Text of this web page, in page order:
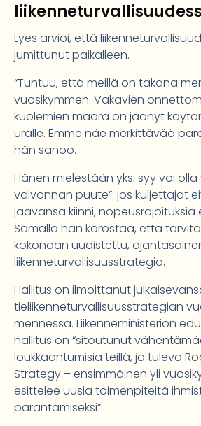
Lyes arvioi, että
jumittunut paikalleen.
“Tuntuu, että meillä on takana
vuosikymmen. Vakavien
kuolemien määrä on jäänyt
uralle. Emme näe merkittävää
hän sanoo.
Hänen mielestään yksi syy voi olla
valvonnan puute”: jos kuljettajat
jäävänsä kiinni,
Samalla hän korostaa, että
kokonaan uudistettu,
liikenneturvallisuusstrategia.
Hallitus on ilmoittanut
tieliikenneturvallisuusstrategian
mennessä. Liikenneministeriön
hallitus on “sitoutunut
loukkaantumisia teillä, ja tuleva
Strategy – ensimmäinen yli
esittelee uusia toimenpiteitä
parantamiseksi”.